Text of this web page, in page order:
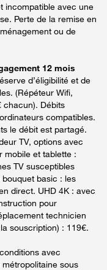
incompatible avec une
Perte de la remise en
ou de
12 mois
d’éligibilité et de
(Répéteur Wifi,
chacun). Débits
compatibles.
le débit est partagé.
TV, options avec
mobile et tablette :
TV susceptibles
bouquet basic : les
direct. UHD 4K : avec
pour
technicien
souscription) : 119€.
avec
sous